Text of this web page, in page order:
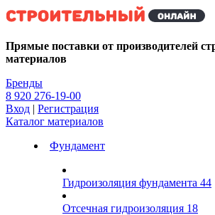
Kg
Прямые поставки от производителей
материалов
Бренды
8 920 276-19-00
Вход | Регистрация
Каталог материалов
Фундамент
Гидроизоляция фундамента 44
Отсечная гидроизоляция 18